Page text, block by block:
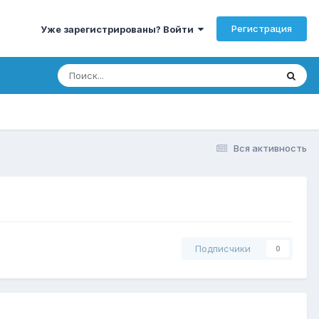
Уже зарегистрированы? Войти Регистрация
Вся активность
Подписчики 0